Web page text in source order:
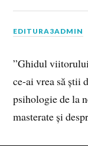
EDITURA3ADMIN
”Ghidul
ce-ai vrea să știi
psihologie de la
masterate și